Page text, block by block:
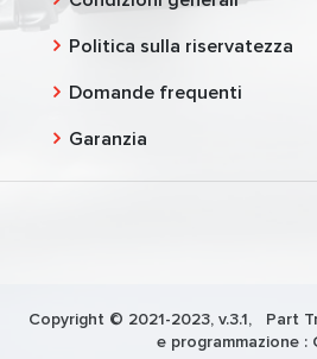
Politica sulla riservatezza
Domande frequenti
Garanzia
Copyright © 2021-2023, v.3.1, Part
e programmazione :